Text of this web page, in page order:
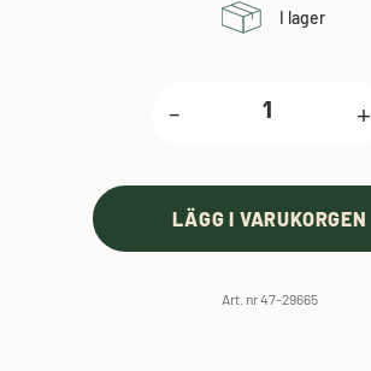
I lager
- +
LÄGG I VARUKORGEN
Art. nr 47-29665